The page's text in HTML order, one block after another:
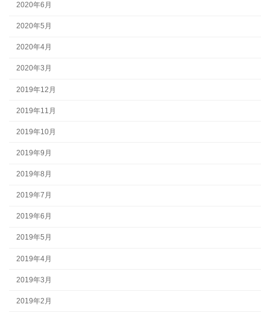
2020年6月
2020年5月
2020年4月
2020年3月
2019年12月
2019年11月
2019年10月
2019年9月
2019年8月
2019年7月
2019年6月
2019年5月
2019年4月
2019年3月
2019年2月